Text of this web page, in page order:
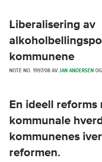
Liberalisering av
kommunene
NOTE NO. 1997/08 AVJAN ANDERSENOG
En ideell reforms
kommunale
kommunenes
reformen.